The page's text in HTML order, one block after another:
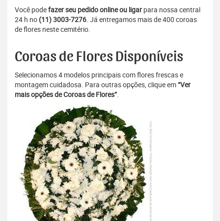
Você podefazer seu pedido online ou ligar para nossa central
24 h no (11) 3003-7276. Já entregamos mais de 400 coroas
de flores neste cemitério.
Coroas de Flores Disponíveis
Selecionamos 4 modelos principais com flores frescas e
montagem cuidadosa. Para outras opções, clique em“Ver
mais opções de Coroas de Flores”.